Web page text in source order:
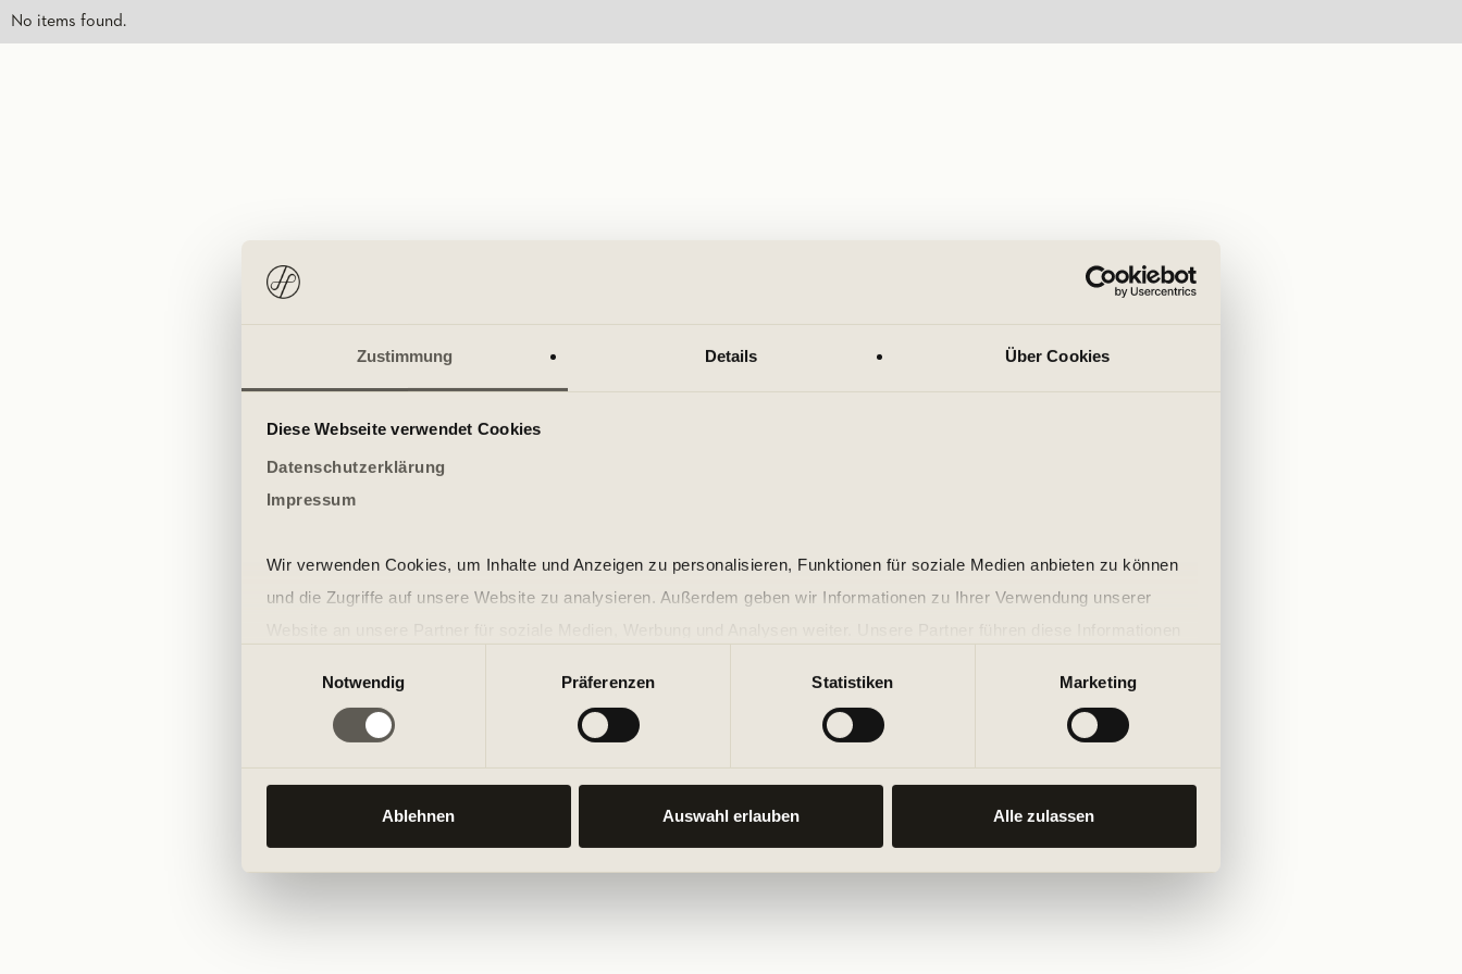
Zustimmung Details Über Cookies
Diese Webseite verwendet Cookies
Datenschutzerklärung
Impressum
Wir verwenden Cookies, um Inhalte und Anzeigen zu personalisieren, Funktionen für soziale Medien anbieten zu können
und die Zugriffe auf unsere Website zu analysieren. Außerdem geben wir Informationen zu Ihrer Verwendung unserer
der Dienste gesammelt haben.
Notwendig
Präferenzen Statistiken Marketing
Ablehnen Auswahl erlauben Alle zulassen
No items found.